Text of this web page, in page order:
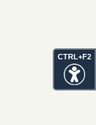
CTRL+F2